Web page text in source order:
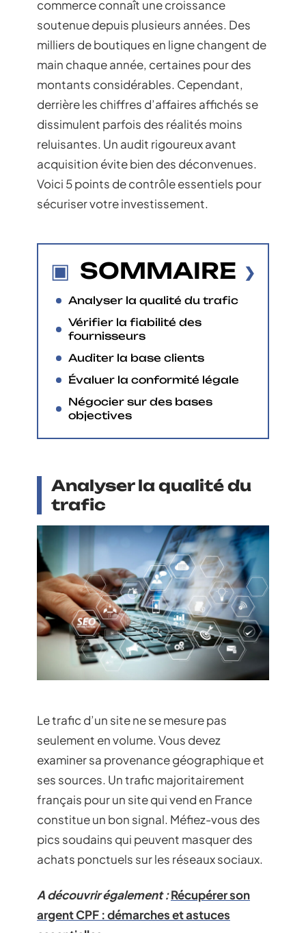
commerce connaît une croissance
soutenue depuis plusieurs années. Des
milliers de boutiques en ligne changent de
main chaque année, certaines pour des
montants considérables. Cependant,
derrière les chiffres d’affaires affichés se
dissimulent parfois des réalités moins
reluisantes. Un audit rigoureux avant
acquisition évite bien des déconvenues.
Voici 5 points de contrôle essentiels pour
sécuriser votre investissement.
SOMMAIRE
Analyser la qualité du trafic
Vérifier la fiabilité des
fournisseurs
Auditer la base clients
Évaluer la conformité légale
Négocier sur des bases
objectives
Analyser la qualité du
trafic
Le trafic d’un site ne se mesure pas
seulement en volume. Vous devez
examiner sa provenance géographique et
ses sources. Un trafic majoritairement
français pour un site qui vend en France
constitue un bon signal. Méfiez-vous des
pics soudains qui peuvent masquer des
achats ponctuels sur les réseaux sociaux.
A découvrir également :Récupérer son
argent CPF : démarches et astuces